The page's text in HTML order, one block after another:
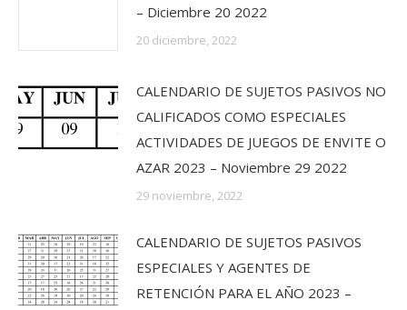
– Diciembre 20 2022
20 diciembre, 2022
CALENDARIO DE SUJETOS PASIVOS NO
CALIFICADOS COMO ESPECIALES
ACTIVIDADES DE JUEGOS DE ENVITE O
AZAR 2023 – Noviembre 29 2022
29 noviembre, 2022
CALENDARIO DE SUJETOS PASIVOS
ESPECIALES Y AGENTES DE
RETENCIÓN PARA EL AÑO 2023 –